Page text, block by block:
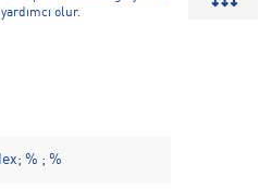
olur.
% ; %